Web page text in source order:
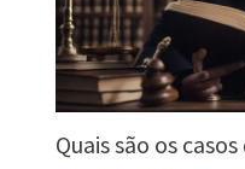
Quais são os